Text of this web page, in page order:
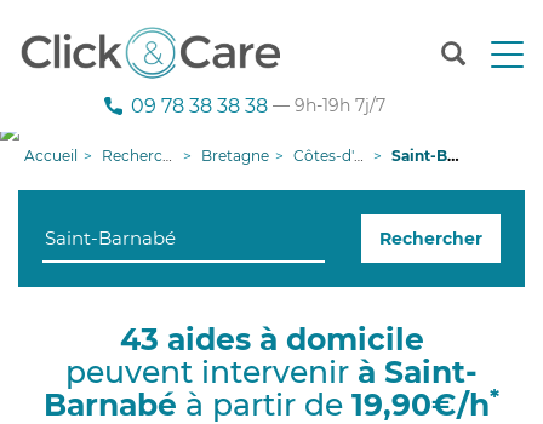
T
n
g
09 78 38 38 38 — 9h-19h 7j/7
Accueil Recherche aide à domicile Bretagne Côtes-d'armor Saint-Barnabé
Rechercher
43 aides à domicile
peuvent intervenir à Saint-
Barnabé à partir de 19,90€/h*